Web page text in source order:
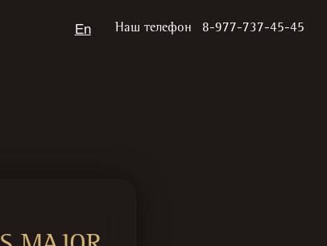
En Наш телефон 8-977-737-45-45